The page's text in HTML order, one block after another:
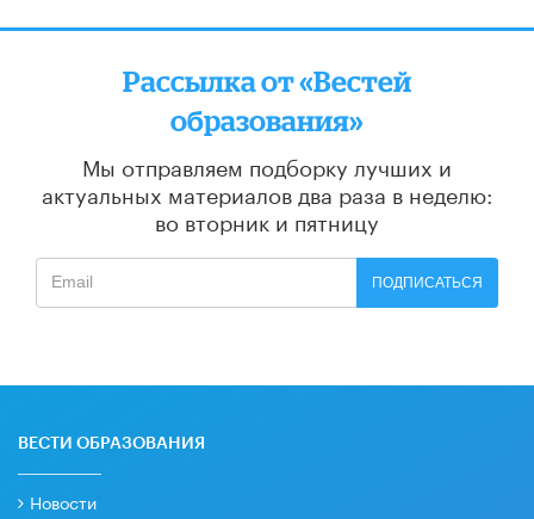
Рассылка от «Вестей
образования»
Мы отправляем подборку лучших и
актуальных материалов два раза в неделю:
во вторник и пятницу
ПОДПИСАТЬСЯ
ВЕСТИ ОБРАЗОВАНИЯ
Новости